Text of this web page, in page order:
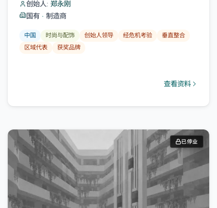
创始人: 郑永刚
国有 · 制造商
中国 时尚与配饰 创始人领导 经危机考验
垂直整合
区域代表
获奖品牌
查看资料
已停业